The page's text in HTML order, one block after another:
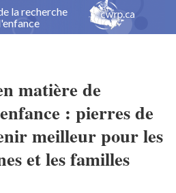
la recherche
matière de
: pierres de
meilleur pour les
et les familles